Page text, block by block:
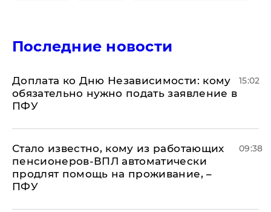
Последние новости
Доплата ко Дню Независимости: кому
обязательно нужно подать заявление в
ПФУ
15:02
Стало известно, кому из работающих
пенсионеров-ВПЛ автоматически
продлят помощь на проживание, –
ПФУ
09:38